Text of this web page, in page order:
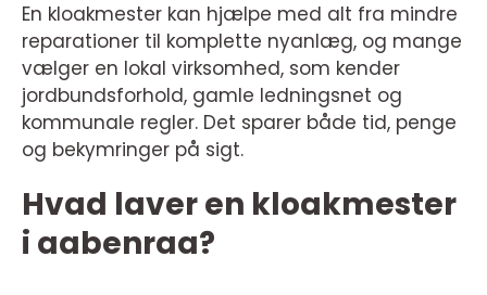
En kloakmester kan hjælpe med alt fra mindre
reparationer til komplette nyanlæg, og mange
vælger en lokal virksomhed, som kender
jordbundsforhold, gamle ledningsnet og
kommunale regler. Det sparer både tid, penge
og bekymringer på sigt.
Hvad laver en kloakmester
i aabenraa?